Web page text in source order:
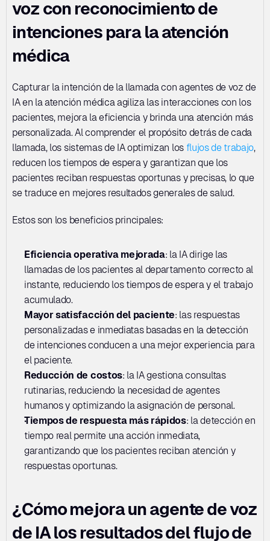
voz con reconocimiento de
intenciones para la atención
médica
Capturar la intención de la llamada con agentes de voz de
IA en la atención médica agiliza las interacciones con los
pacientes, mejora la eficiencia y brinda una atención más
personalizada. Al comprender el propósito detrás de cada
llamada, los sistemas de IA optimizan los flujos de trabajo,
reducen los tiempos de espera y garantizan que los
pacientes reciban respuestas oportunas y precisas, lo que
se traduce en mejores resultados generales de salud.
Estos son los beneficios principales:
Eficiencia operativa mejorada: la IA dirige las
llamadas de los pacientes al departamento correcto al
instante, reduciendo los tiempos de espera y el trabajo
acumulado.
Mayor satisfacción del paciente: las respuestas
personalizadas e inmediatas basadas en la detección
de intenciones conducen a una mejor experiencia para
el paciente.
Reducción de costos: la IA gestiona consultas
rutinarias, reduciendo la necesidad de agentes
humanos y optimizando la asignación de personal.
Tiempos de respuesta más rápidos: la detección en
tiempo real permite una acción inmediata,
garantizando que los pacientes reciban atención y
respuestas oportunas.
¿Cómo mejora un agente de voz
de IA los resultados del flujo de